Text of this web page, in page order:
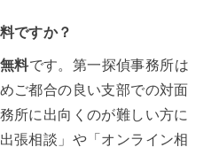
ですか？
無料です。第一探偵事務所は
ご都合の良い支部での対面
所に出向くのが難しい方に
張相談」や「オンライン相